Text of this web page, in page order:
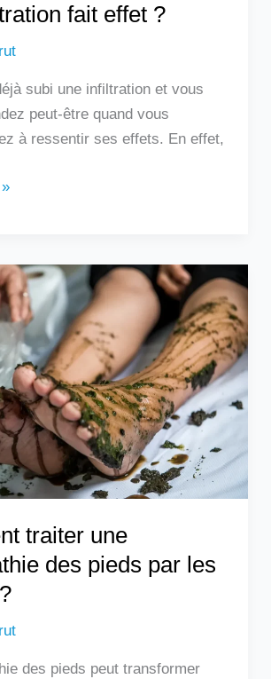
fait effet ?
subi une infiltration et vous
peut-être quand vous
à ressentir ses effets. En effet,
traiter une
des pieds par les
des pieds peut transformer